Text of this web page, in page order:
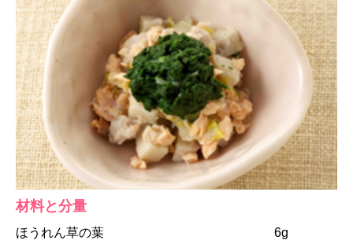
材料と分量
ほうれん草の葉
6g